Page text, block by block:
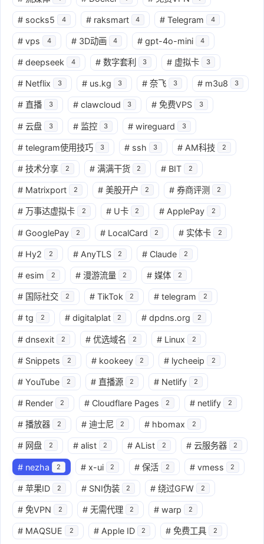
# socks5 4 # raksmart 4 # Telegram 4
# vps 4 # 3D动画 4 # gpt-4o-mini 4
# deepseek 4 # 数字套利 3 # 虚拟卡 3
# Netflix 3 # us.kg 3 # 奈飞 3 # m3u8 3
# 直播 3 # clawcloud 3 # 免费VPS 3
# 云盘 3 # 监控 3 # wireguard 3
# telegram使用技巧 3 # ssh 3 # AM科技 2
# 技术分享 2 # 满满干货 2 # BIT 2
# Matrixport 2 # 美股开户 2 # 券商评测 2
# 万事达虚拟卡 2 # U卡 2 # ApplePay 2
# GooglePay 2 # LocalCard 2 # 实体卡 2
# Hy2 2 # AnyTLS 2 # Claude 2
# esim 2 # 漫游流量 2 # 媒体 2
# 国际社交 2 # TikTok 2 # telegram 2
# tg 2 # digitalplat 2 # dpdns.org 2
# dnsexit 2 # 优选域名 2 # Linux 2
# Snippets 2 # kookeey 2 # lycheeip 2
# YouTube 2 # 直播源 2 # Netlify 2
# Render 2 # Cloudflare Pages 2 # netlify 2
# 播放器 2 # 迪士尼 2 # hbomax 2
# 网盘 2 # alist 2 # AList 2 # 云服务器 2
# nezha 2 # x-ui 2 # 保活 2 # vmess 2
# 苹果ID 2 # SNI伪装 2 # 绕过GFW 2
# 免VPN 2 # 无需代理 2 # warp 2
# MAQSUE 2 # Apple ID 2 # 免费工具 2